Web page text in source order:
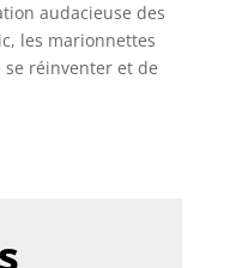
audacieuse des
les marionnettes
réinventer et de